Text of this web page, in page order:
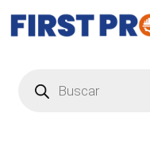
productos